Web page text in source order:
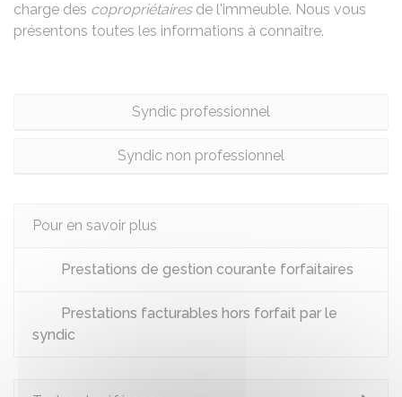
charge des copropriétairesde l'immeuble. Nous vous
présentons toutes les informations à connaître.
Syndic professionnel
Syndic non professionnel
Pour en savoir plus
Prestations de gestion courante forfaitaires
Prestations facturables hors forfait par le
syndic